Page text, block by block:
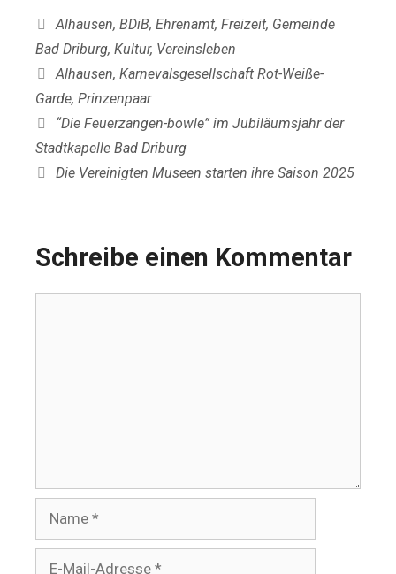
Kategorien
Alhausen, BDiB, Ehrenamt, Freizeit, Gemeinde
Bad Driburg, Kultur, Vereinsleben
Schlagwörter
Alhausen, Karnevalsgesellschaft Rot-Weiße-
Garde, Prinzenpaar
“Die Feuerzangen-bowle” im Jubiläumsjahr der
Stadtkapelle Bad Driburg
Die Vereinigten Museen starten ihre Saison 2025
Schreibe einen Kommentar